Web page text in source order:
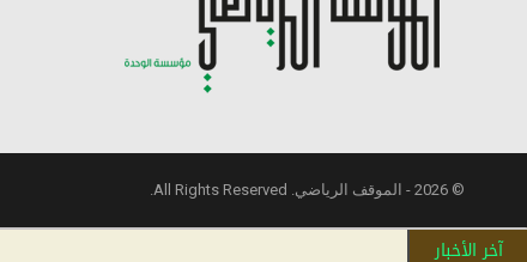
© 2026 - الموقف الرياضي. All Rights Reserved.
آخر الأخبار